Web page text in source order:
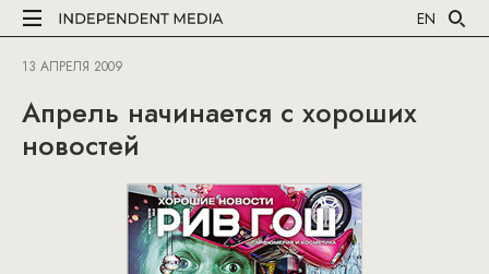
EN
13 АПРЕЛЯ 2009
Апрель начинается с хороших
новостей